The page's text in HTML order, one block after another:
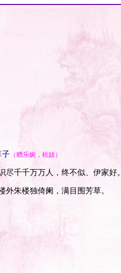
子（赠乐婉，杭妓）
千千万万人，终不似、伊家好。
朱楼独倚阑，满目围芳草。